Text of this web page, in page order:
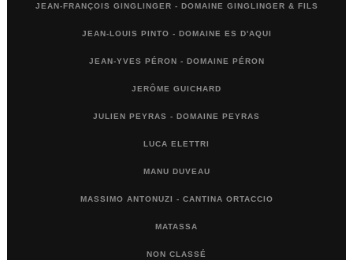
JEAN-FRANÇOIS GINGLINGER - DOMAINE GINGLINGER & FILS
JEAN-LOUIS PINTO - DOMAINE ES D'AQUI
JEAN-YVES PÉRON - DOMAINE PÉRON
JERÔME GUICHARD
JULIEN PEYRAS - DOMAINE PEYRAS
LUCA ELETTRI
MANU DUVEAU
MASSIMO ANTONUZI - CANTINA ORTACCIO
MATASSA
NON CLASSÉ